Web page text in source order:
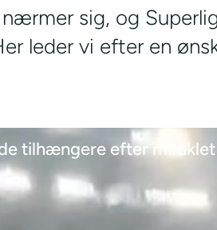
sig, og
leder vi efter en
tilhængere efter miraklet